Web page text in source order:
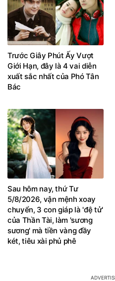
Trước Giây Phút Ấy Vượt
Giới Hạn, đây là 4 vai diễn
xuất sắc nhất của Phó Tân
Bác
Sau hôm nay, thứ Tư
5/8/2026, vận mệnh xoay
chuyển, 3 con giáp là 'đệ tử'
của Thần Tài, làm 'sương
sương' mà tiền vàng đầy
két, tiêu xài phủ phê